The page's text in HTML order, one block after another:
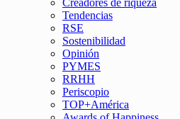
Creadores de riqueza
Tendencias
RSE
Sostenibilidad
Opinión
PYMES
RRHH
Periscopio
TOP+América